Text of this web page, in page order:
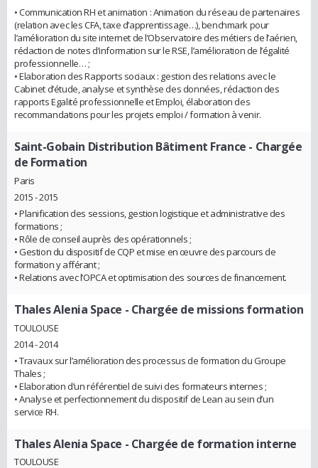
• Communication RH et animation : Animation du réseau de partenaires
(relation avec les CFA, taxe d’apprentissage…), benchmark pour
l’amélioration du site internet de l’Observatoire des métiers de l’aérien,
rédaction de notes d’information sur le RSE, l’amélioration de l’égalité
professionnelle… ;
• Elaboration des Rapports sociaux : gestion des relations avec le
Cabinet d’étude, analyse et synthèse des données, rédaction des
rapports Egalité professionnelle et Emploi, élaboration des
recommandations pour les projets emploi / formation à venir.
Saint-Gobain Distribution Bâtiment France - Chargée
de Formation
Paris
2015 - 2015
• Planification des sessions, gestion logistique et administrative des
formations ;
• Rôle de conseil auprès des opérationnels ;
• Gestion du dispositif de CQP et mise en œuvre des parcours de
formation y afférant ;
• Relations avec l’OPCA et optimisation des sources de financement.
Thales Alenia Space - Chargée de missions formation
TOULOUSE
2014 - 2014
• Travaux sur l’amélioration des processus de formation du Groupe
Thales ;
• Elaboration d’un référentiel de suivi des formateurs internes ;
• Analyse et perfectionnement du dispositif de Lean au sein d’un
service RH.
Thales Alenia Space - Chargée de formation interne
TOULOUSE